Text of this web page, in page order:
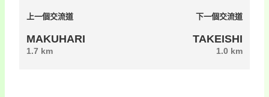
上一個交流道
MAKUHARI
1.7 km
下一個交流道
TAKEISHI
1.0 km